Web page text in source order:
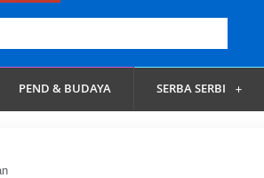
PEND & BUDAYA SERBA SERBI